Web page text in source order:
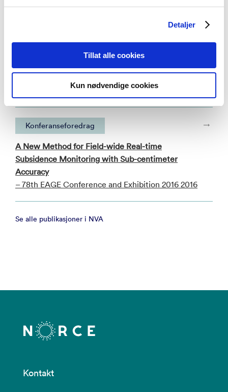
Detaljer
Tillat alle cookies
Kun nødvendige cookies
Estimation of gravity changes related to slow
– Marine Geophysical Research 2026
Konferanseforedrag
A New Method for Field-wide Real-time
Subsidence Monitoring with Sub-centimeter
Accuracy
– 78th EAGE Conference and Exhibition 2016 2016
Se alle publikasjoner i NVA
Kontakt